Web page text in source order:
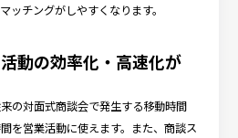
ッチングがしやすくなります。
動の効率化・高速化が
の対面式商談会で発生する移動時間
を営業活動に使えます。また、商談ス